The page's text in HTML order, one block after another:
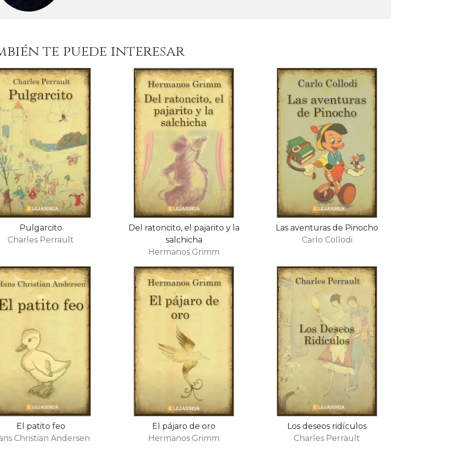
te puede interesar
Pulgarcito
Charles Perrault
Del ratoncito, el pajarito y la
salchicha
Hermanos Grimm
Las aventuras de Pinocho
Carlo Collodi
El patito feo
Christian Andersen
El pájaro de oro
Hermanos Grimm
Los deseos ridículos
Charles Perrault